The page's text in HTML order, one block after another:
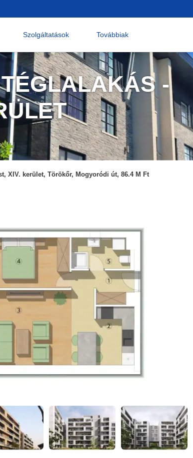
Szolgáltatások Továbbiak
-
XIV. kerület, Törökőr, Mogyoródi út, 86.4 M Ft